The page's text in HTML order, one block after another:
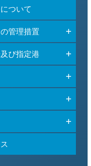
ついて
管理措置
び指定港